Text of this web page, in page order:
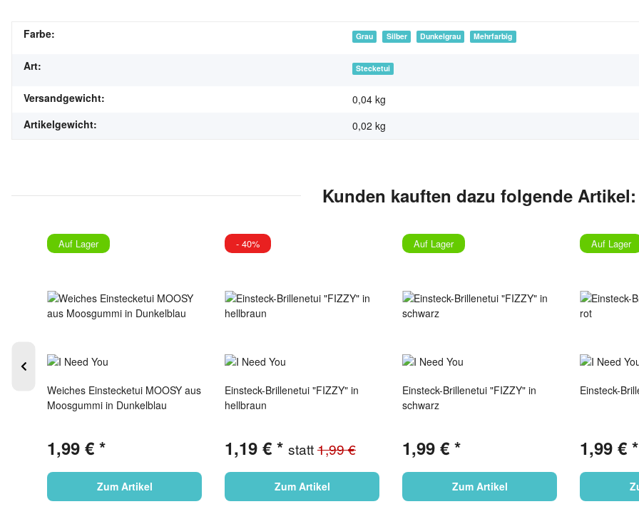
Farbe: Grau Silber Dunkelgrau Mehrfarbig
Art: Stecketui
Versandgewicht:
0,04 kg
Artikelgewicht:
0,02 kg
Kunden kauften dazu folgende Artikel:
Auf Lager
Weiches Einstecketui MOOSY aus
Moosgummi in Dunkelblau
1,99 € *
Zum Artikel
- 40%
Einsteck-Brillenetui "FIZZY" in
hellbraun
1,19 € * statt1,99 €
Zum Artikel
Auf Lager
Einsteck-Brillenetui "FIZZY" in
schwarz
1,99 € *
Zum Artikel
Auf Lager
Einsteck-
1,99 € *